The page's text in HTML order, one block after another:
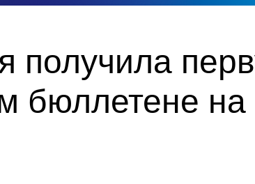
получила
бюллетене